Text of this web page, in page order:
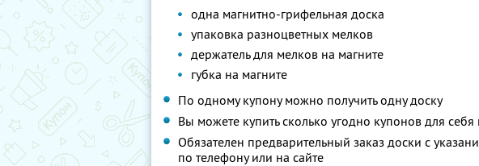
одна магнитно-грифельная доска
упаковка разноцветных мелков
держатель для мелков на магните
губка на магните
По одному купону можно получить одну доску
Вы можете купить сколько угодно купонов для
Обязателен предварительный заказ доски с
по телефону или на сайте